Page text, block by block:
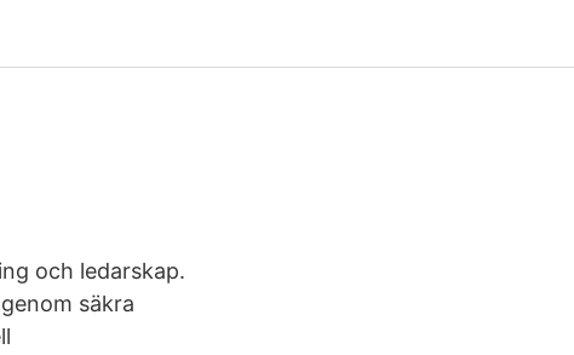
och ledarskap.
säkra